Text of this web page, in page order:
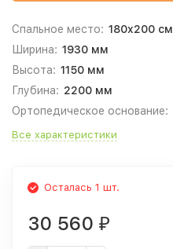
Спальное место: 180x200 см
Ширина: 1930 мм
Высота: 1150 мм
Глубина: 2200 мм
Ортопедическое основание:
Все характеристики
Осталась 1 шт.
30 560 ₽